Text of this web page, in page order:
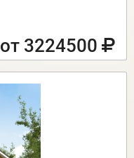
от 3224500